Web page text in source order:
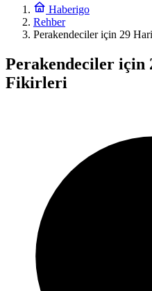
Haberigo
Rehber
Perakendeciler için 29
Perakendeciler için
Fikirleri